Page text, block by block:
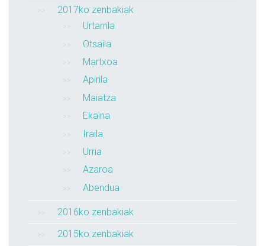
2017ko zenbakiak
Urtarrila
Otsaila
Martxoa
Apirila
Maiatza
Ekaina
Iraila
Urria
Azaroa
Abendua
2016ko zenbakiak
2015ko zenbakiak